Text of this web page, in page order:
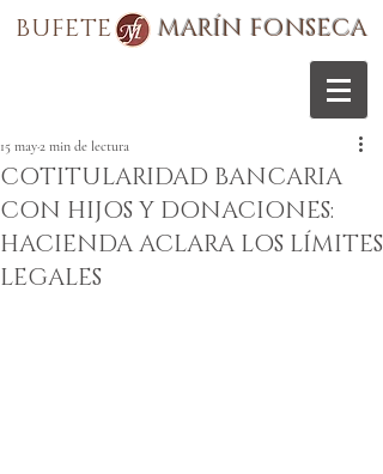
BUFETE MARÍN FONSECA
COTITULARIDAD BANCARIA
CON HIJOS Y DONACIONES:
HACIENDA ACLARA LOS LÍMITES
LEGALES
15 may2 min de lectura